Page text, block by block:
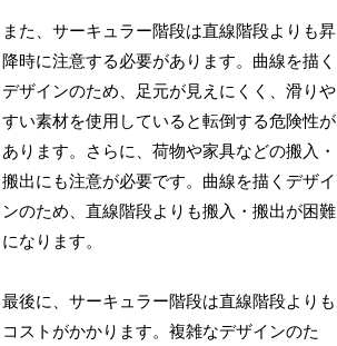
また、サーキュラー階段は直線階段よりも昇
降時に注意する必要があります。曲線を描く
デザインのため、足元が見えにくく、滑りや
すい素材を使用していると転倒する危険性が
あります。さらに、荷物や家具などの搬入・
搬出にも注意が必要です。曲線を描くデザイ
ンのため、直線階段よりも搬入・搬出が困難
になります。
最後に、サーキュラー階段は直線階段よりも
コストがかかります。複雑なデザインのた